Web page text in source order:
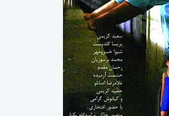
تیم ملی ورزش زورخانه‌ای به قرقیزستان می رود